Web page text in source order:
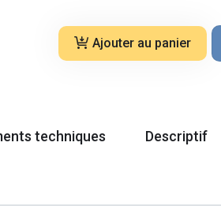
Ajouter au panier
techniques Descriptif